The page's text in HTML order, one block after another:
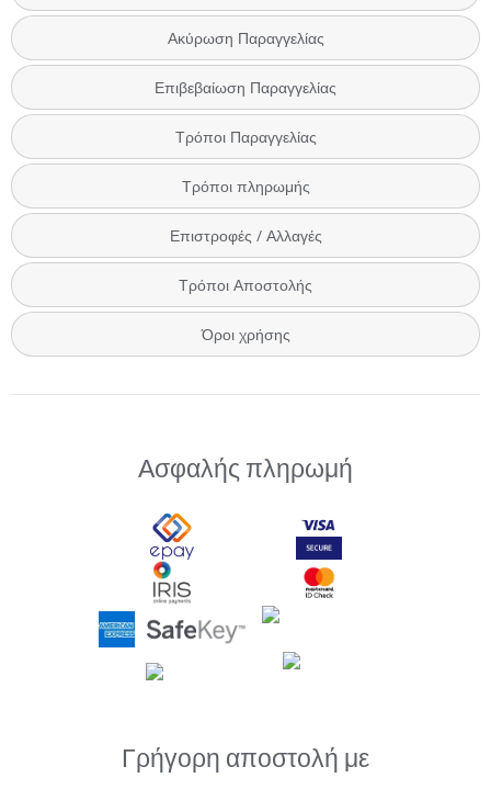
Ακύρωση Παραγγελίας
Επιβεβαίωση Παραγγελίας
Τρόποι Παραγγελίας
Τρόποι πληρωμής
Επιστροφές / Αλλαγές
Τρόποι Αποστολής
Όροι χρήσης
Ασφαλής πληρωμή
Γρήγορη αποστολή με